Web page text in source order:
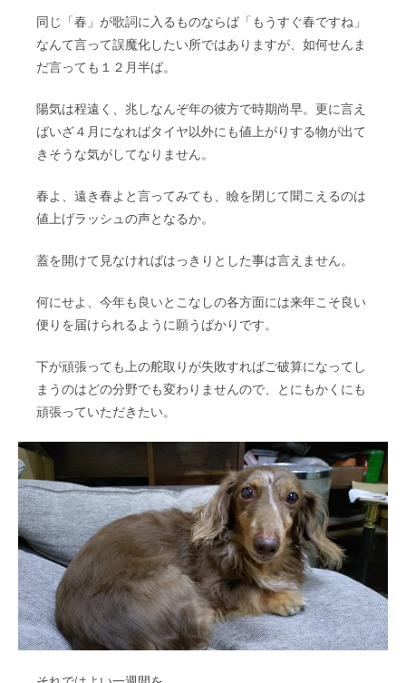
同じ「春」が歌詞に入るものならば「もうすぐ春ですね」
なんて言って誤魔化したい所ではありますが、如何せんま
だ言っても１２月半ば。
陽気は程遠く、兆しなんぞ年の彼方で時期尚早。更に言え
ばいざ４月になればタイヤ以外にも値上がりする物が出て
きそうな気がしてなりません。
春よ、遠き春よと言ってみても、瞼を閉じて聞こえるのは
値上げラッシュの声となるか。
蓋を開けて見なければはっきりとした事は言えません。
何にせよ、今年も良いとこなしの各方面には来年こそ良い
便りを届けられるように願うばかりです。
下が頑張っても上の舵取りが失敗すればご破算になってし
まうのはどの分野でも変わりませんので、とにもかくにも
頑張っていただきたい。